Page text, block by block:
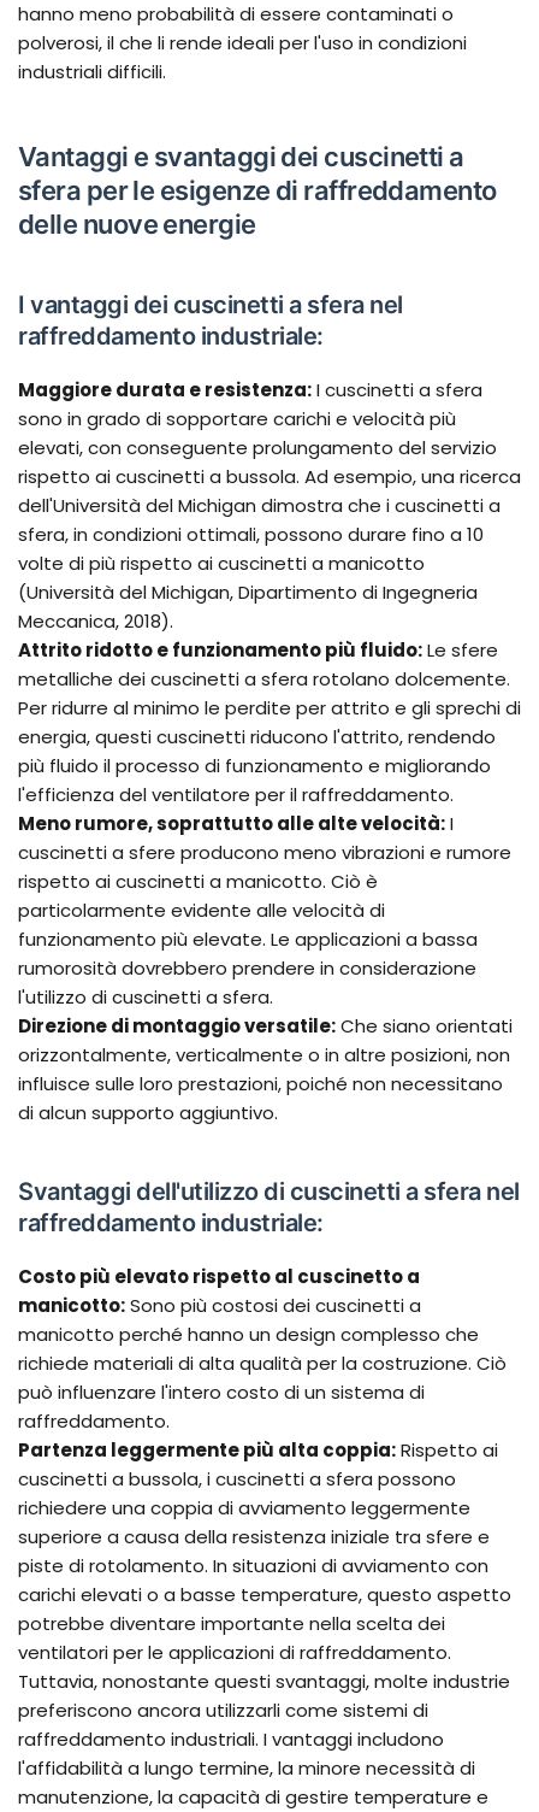
hanno meno probabilità di essere contaminati o
polverosi, il che li rende ideali per l'uso in condizioni
industriali difficili.
Vantaggi e svantaggi dei cuscinetti a
sfera per le esigenze di raffreddamento
delle nuove energie
I vantaggi dei cuscinetti a sfera nel
raffreddamento industriale:
Maggiore durata e resistenza:I cuscinetti a sfera
sono in grado di sopportare carichi e velocità più
elevati, con conseguente prolungamento del servizio
rispetto ai cuscinetti a bussola. Ad esempio, una ricerca
dell'Università del Michigan dimostra che i cuscinetti a
sfera, in condizioni ottimali, possono durare fino a 10
volte di più rispetto ai cuscinetti a manicotto
(Università del Michigan, Dipartimento di Ingegneria
Meccanica, 2018).
Attrito ridotto e funzionamento più fluido:Le sfere
metalliche dei cuscinetti a sfera rotolano dolcemente.
Per ridurre al minimo le perdite per attrito e gli sprechi di
energia, questi cuscinetti riducono l'attrito, rendendo
più fluido il processo di funzionamento e migliorando
l'efficienza del ventilatore per il raffreddamento.
Meno rumore, soprattutto alle alte velocità:I
cuscinetti a sfere producono meno vibrazioni e rumore
rispetto ai cuscinetti a manicotto. Ciò è
particolarmente evidente alle velocità di
funzionamento più elevate. Le applicazioni a bassa
rumorosità dovrebbero prendere in considerazione
l'utilizzo di cuscinetti a sfera.
Direzione di montaggio versatile:Che siano orientati
orizzontalmente, verticalmente o in altre posizioni, non
influisce sulle loro prestazioni, poiché non necessitano
di alcun supporto aggiuntivo.
Svantaggi dell'utilizzo di cuscinetti a sfera nel
raffreddamento industriale:
Costo più elevato rispetto al cuscinetto a
manicotto:Sono più costosi dei cuscinetti a
manicotto perché hanno un design complesso che
richiede materiali di alta qualità per la costruzione. Ciò
può influenzare l'intero costo di un sistema di
raffreddamento.
Partenza leggermente più alta coppia:Rispetto ai
cuscinetti a bussola, i cuscinetti a sfera possono
richiedere una coppia di avviamento leggermente
superiore a causa della resistenza iniziale tra sfere e
piste di rotolamento. In situazioni di avviamento con
carichi elevati o a basse temperature, questo aspetto
potrebbe diventare importante nella scelta dei
ventilatori per le applicazioni di raffreddamento.
Tuttavia, nonostante questi svantaggi, molte industrie
preferiscono ancora utilizzarli come sistemi di
raffreddamento industriali. I vantaggi includono
l'affidabilità a lungo termine, la minore necessità di
manutenzione, la capacità di gestire temperature e